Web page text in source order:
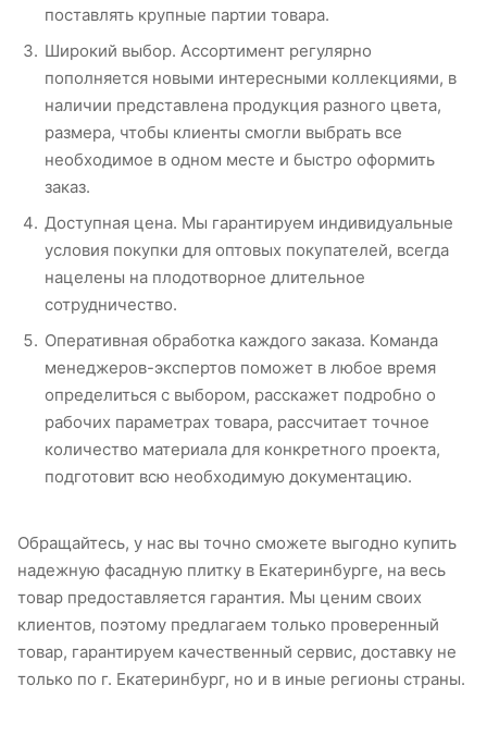
поставлять крупные партии товара.
Широкий выбор. Ассортимент регулярно
пополняется новыми интересными коллекциями, в
наличии представлена продукция разного цвета,
размера, чтобы клиенты смогли выбрать все
необходимое в одном месте и быстро оформить
заказ.
Доступная цена. Мы гарантируем индивидуальные
условия покупки для оптовых покупателей, всегда
нацелены на плодотворное длительное
сотрудничество.
Оперативная обработка каждого заказа. Команда
менеджеров-экспертов поможет в любое время
определиться с выбором, расскажет подробно о
рабочих параметрах товара, рассчитает точное
количество материала для конкретного проекта,
подготовит всю необходимую документацию.
Обращайтесь, у нас вы точно сможете выгодно купить
надежную фасадную плитку в Екатеринбурге, на весь
товар предоставляется гарантия. Мы ценим своих
клиентов, поэтому предлагаем только проверенный
товар, гарантируем качественный сервис, доставку не
только по г. Екатеринбург, но и в иные регионы страны.